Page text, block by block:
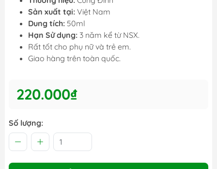
Sản xuất tại: Việt Nam
Dung tích: 50ml
Hạn Sử dụng: 3 năm kể từ NSX.
Rất tốt cho phụ nữ và trẻ em.
Giao hàng trên toàn quốc.
220.000₫
Số lượng: